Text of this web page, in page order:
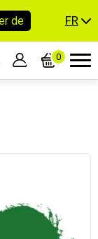
de FR
0